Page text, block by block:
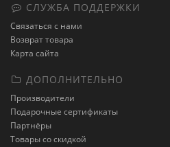
СЛУЖБА ПОДДЕРЖКИ
Связаться с нами
Возврат товара
Карта сайта
ДОПОЛНИТЕЛЬНО
Производители
Подарочные сертификаты
Партнёры
Товары со скидкой